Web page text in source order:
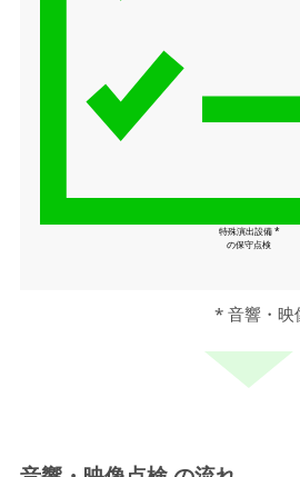
特殊演出設備 *
の保守点検
* 音響・映